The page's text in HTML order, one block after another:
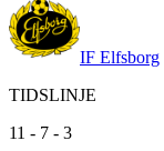
IF Elfsborg
TIDSLINJE
11 - 7 - 3